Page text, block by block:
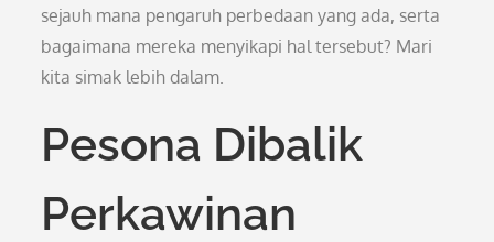
sejauh mana pengaruh perbedaan yang ada, serta
bagaimana mereka menyikapi hal tersebut? Mari
kita simak lebih dalam.
Pesona Dibalik
Perkawinan